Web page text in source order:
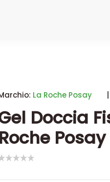
La Roche Posay |
Doccia
Roche